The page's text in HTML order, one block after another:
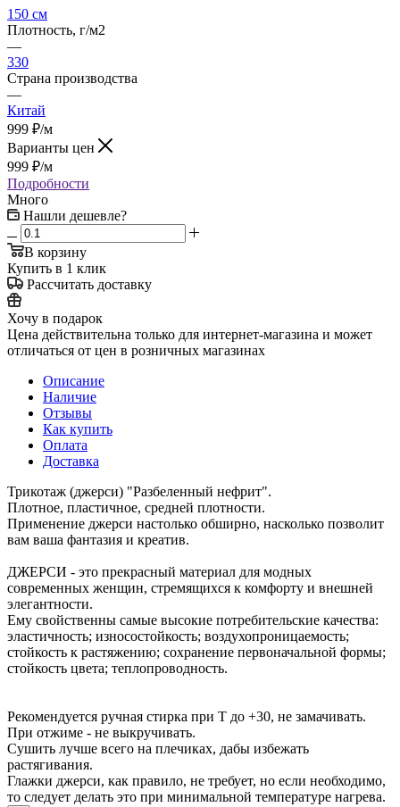
150 см
Плотность, г/м2
—
330
Страна производства
—
Китай
999 ₽/м
Варианты цен
999 ₽/м
Подробности
Много
Нашли дешевле?
В корзину
Купить в 1 клик
Рассчитать доставку
Хочу в подарок
Цена действительна только для интернет-магазина и может
отличаться от цен в розничных магазинах
Описание
Наличие
Отзывы
Как купить
Оплата
Доставка
Трикотаж (джерси) "Разбеленный нефрит".
Плотное, пластичное, средней плотности.
Применение джерси настолько обширно, насколько позволит
вам ваша фантазия и креатив.
ДЖЕРСИ - это прекрасный материал для модных
современных женщин, стремящихся к комфорту и внешней
элегантности.
Ему свойственны самые высокие потребительские качества:
эластичность; износостойкость; воздухопроницаемость;
стойкость к растяжению; сохранение первоначальной формы;
стойкость цвета; теплопроводность.
Рекомендуется ручная стирка при Т до +30, не замачивать.
При отжиме - не выкручивать.
Сушить лучше всего на плечиках, дабы избежать
растягивания.
Глажки джерси, как правило, не требует, но если необходимо,
то следует делать это при минимальной температуре нагрева.